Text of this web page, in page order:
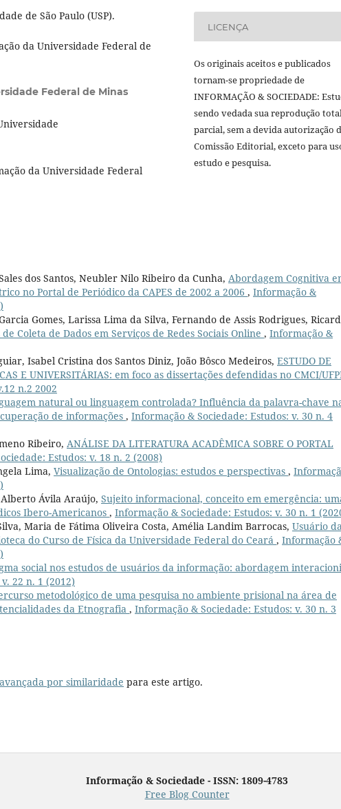
de São Paulo (USP).
da Universidade Federal de
Federal de Minas
da Universidade Federal
LICENÇA
Os originais aceitos e publicados
tornam-se propriedade de
INFORMAÇÃO & SOCIEDADE:
sendo vedada sua reprodução
parcial, sem a devida autorização
Comissão Editorial, exceto para
estudo e pesquisa.
dos Santos, Neubler Nilo Ribeiro da Cunha, Abordagem Cognitiva
no Portal de Periódico da CAPES de 2002 a 2006 , Informação &
Gomes, Larissa Lima da Silva, Fernando de Assis Rodrigues,
de Coleta de Dados em Serviços de Redes Sociais Online , Informação &
Isabel Cristina dos Santos Diniz, João Bôsco Medeiros, ESTUDO DE
E UNIVERSITÁRIAS: em foco as dissertações defendidas no CMCI/
n.2 2002
natural ou linguagem controlada? Influência da palavra-chave
de informações , Informação & Sociedade: Estudos: v. 30 n. 4
Ribeiro, ANÁLISE DA LITERATURA ACADÊMICA SOBRE O PORTAL
Estudos: v. 18 n. 2 (2008)
Lima, Visualização de Ontologias: estudos e perspectivas ,
Ávila Araújo, Sujeito informacional, conceito em emergência:
Ibero-Americanos , Informação & Sociedade: Estudos: v. 30 n. 1
Maria de Fátima Oliveira Costa, Amélia Landim Barrocas, Usuário
do Curso de Física da Universidade Federal do Ceará , Informação
social nos estudos de usuários da informação: abordagem
22 n. 1 (2012)
metodológico de uma pesquisa no ambiente prisional na área de
da Etnografia , Informação & Sociedade: Estudos: v. 30 n. 3
por similaridade para este artigo.
Informação & Sociedade - ISSN: 1809-4783
Free Blog Counter